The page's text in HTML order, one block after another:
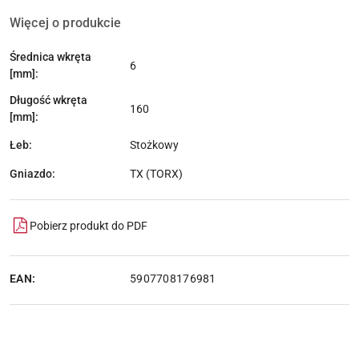
Więcej o produkcie
Średnica wkręta
[mm]:
6
Długość wkręta
[mm]:
160
Łeb: Stożkowy
Gniazdo: TX (TORX)
Pobierz produkt do PDF
EAN: 5907708176981